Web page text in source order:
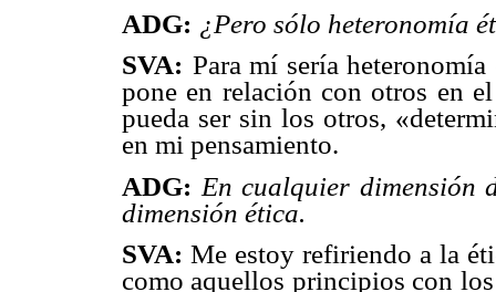
ADG: ¿Pero sólo heteronomía
SVA: Para mí sería
pone en relación con otros en
pueda ser sin los otros,
en mi pensamiento.
ADG: En cualquier dimensión
dimensión ética.
SVA: Me estoy refiriendo a la
como aquellos principios con